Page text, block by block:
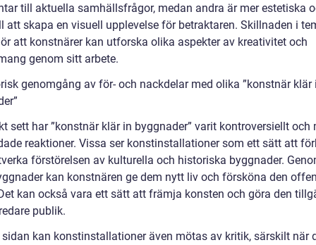
till aktuella samhällsfrågor, medan andra är mer estetiska
att skapa en visuell upplevelse för betraktaren. Skillnaden i
att konstnärer kan utforska olika aspekter av kreativitet och
genom sitt arbete.
genomgång av för- och nackdelar med olika ”konstnär klär
sett har ”konstnär klär in byggnader” varit kontroversiellt och
reaktioner. Vissa ser konstinstallationer som ett sätt att
förstörelsen av kulturella och historiska byggnader.
kan konstnären ge dem nytt liv och försköna den
kan också vara ett sätt att främja konsten och göra den
publik.
sidan kan konstinstallationer även mötas av kritik, särskilt när